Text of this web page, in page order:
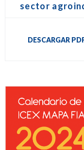
sector
DESCARGAR